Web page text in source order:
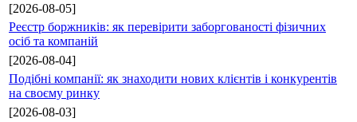
[2026-08-05]
Реєстр боржників: як перевірити заборгованості фізичних
осіб та компаній
[2026-08-04]
Подібні компанії: як знаходити нових клієнтів і конкурентів
на своєму ринку
[2026-08-03]